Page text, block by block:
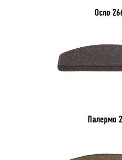
Осло
Палермо